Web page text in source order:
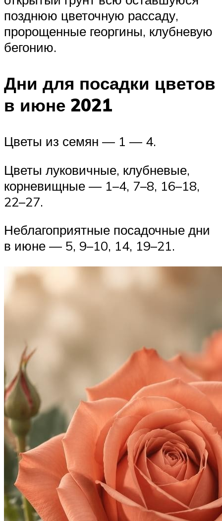
позднюю цветочную рассаду,
пророщенные георгины, клубневую
бегонию.
Дни для посадки цветов
в июне 2021
Цветы из семян — 1 — 4.
Цветы луковичные, клубневые,
корневищные — 1–4, 7–8, 16–18,
22–27.
Неблагоприятные посадочные дни
в июне — 5, 9–10, 14, 19–21.